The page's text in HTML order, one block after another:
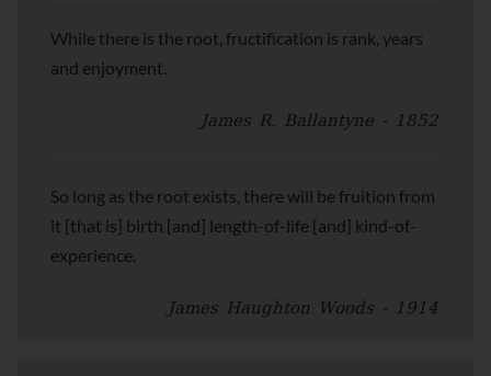
While there is the root, fructification is rank, years
and enjoyment.
James R. Ballantyne - 1852
So long as the root exists, there will be fruition from
it [that is] birth [and] length-of-life [and] kind-of-
experience.
James Haughton Woods - 1914